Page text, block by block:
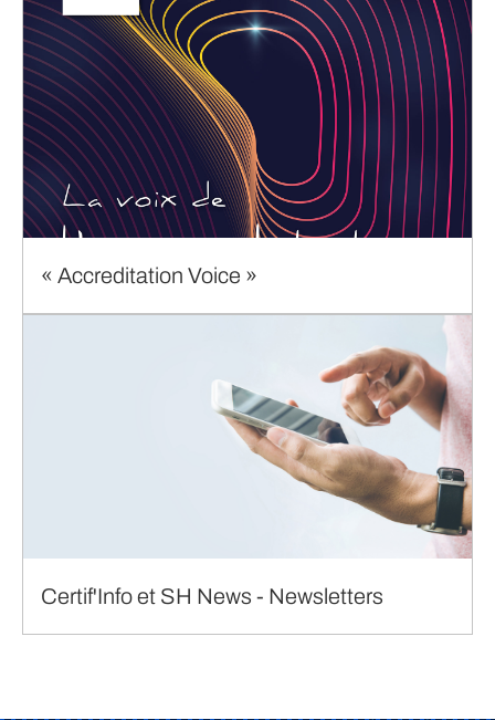
« Accreditation Voice »
Certif'Info et SH News - Newsletters